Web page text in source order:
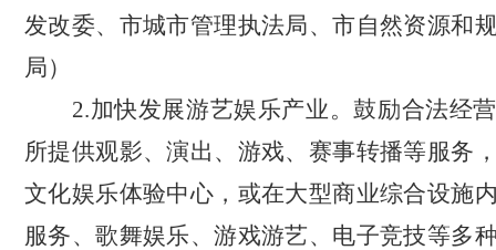
发改委、市城市管理执法局、市自然资源和
局）
2.加快发展游艺娱乐产业。鼓励合法经
所提供观影、演出、游戏、赛事转播等服务
文化娱乐体验中心， 或在大型商业综合设施
服务、歌舞娱乐、游戏游艺、电子竞技等多